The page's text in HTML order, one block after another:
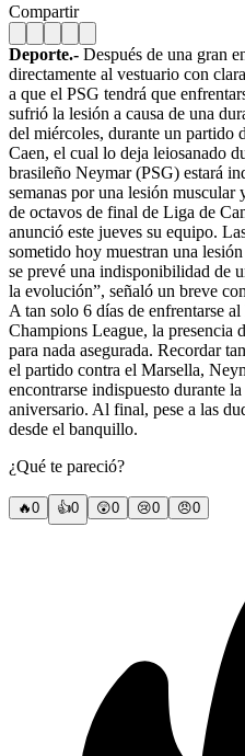
Compartir
Deporte.- Después de una gran
directamente al vestuario con
a que el PSG tendrá que
sufrió la lesión a causa de una
del miércoles, durante un partido
Caen, el cual lo deja leiosanado
brasileño Neymar (PSG) estará
semanas por una lesión
de octavos de final de Liga de
anunció este jueves su equipo.
sometido hoy muestran una
se prevé una indisponibilidad de
la evolución”, señaló un breve
A tan solo 6 días de enfrentarse
Champions League, la presencia
para nada asegurada. Recordar
el partido contra el Marsella,
encontrarse indispuesto durante
aniversario. Al final, pese a las
desde el banquillo.
¿Qué te pareció?
🔥0 👍0 😲0 😢0 😠0